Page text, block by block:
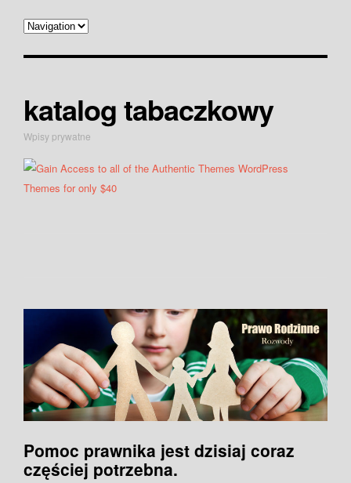
katalog tabaczkowy
Wpisy prywatne
Pomoc prawnika jest dzisiaj coraz
częściej potrzebna.